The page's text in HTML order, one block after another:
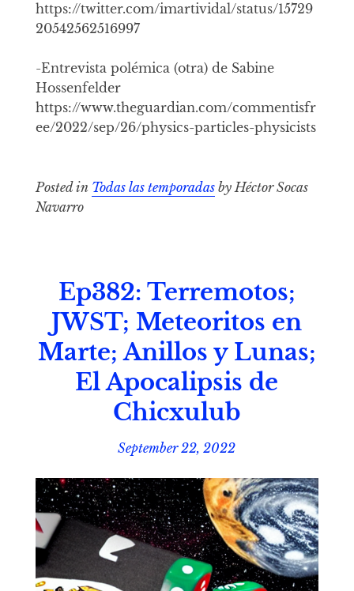
https://twitter.com/imartividal/status/15729
20542562516997
-Entrevista polémica (otra) de Sabine
Hossenfelder
https://www.theguardian.com/commentisfr
ee/2022/sep/26/physics-particles-physicists
Posted in Todas las temporadasby Héctor Socas
Navarro
Ep382: Terremotos;
JWST; Meteoritos en
Marte; Anillos y Lunas;
El Apocalipsis de
Chicxulub
September 22, 2022